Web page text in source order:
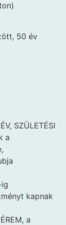
50 év
SZÜLETÉSI
a
kapnak
a